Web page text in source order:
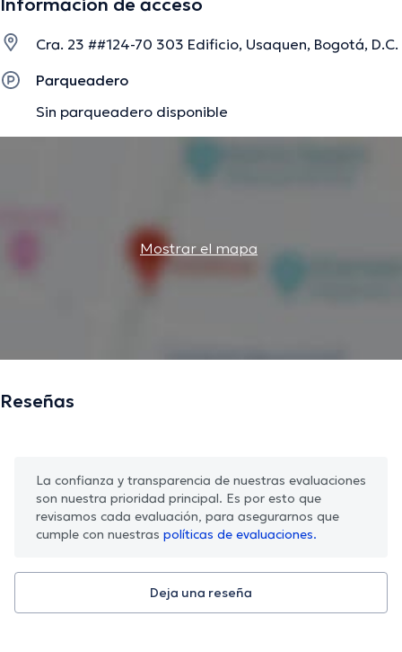
Cra. 23 ##124-70 303 Edificio, Usaquen, Bogotá, D.C.
Parqueadero
Sin parqueadero disponible
Mostrar el mapa
Reseñas
La confianza y transparencia de nuestras evaluaciones
son nuestra prioridad principal. Es por esto que
revisamos cada evaluación, para asegurarnos que
cumple con nuestras políticas de evaluaciones.
Deja una reseña